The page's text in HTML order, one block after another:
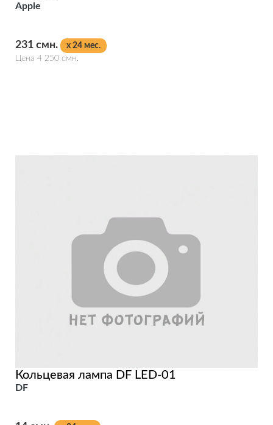
Apple
231 смн.
x 24 мес.
Цена 4 250 смн.
Кольцевая лампа DF LED-01
DF